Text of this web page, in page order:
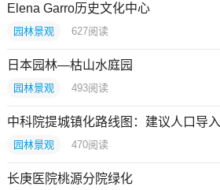
Elena Garro历史文化中心
园林景观 627阅读
日本园林—枯山水庭园
园林景观 493阅读
中科院提城镇化路线图：建议人口导
园林景观 470阅读
长庚医院桃源分院绿化